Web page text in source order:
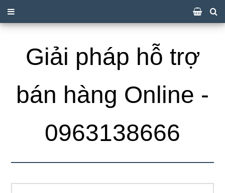
Giải pháp hỗ trợ
bán hàng Online -
0963138666